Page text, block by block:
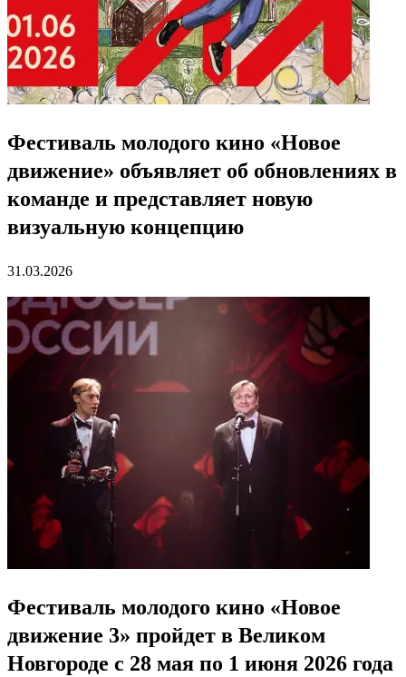
Фестиваль молодого кино «Новое
движение» объявляет об обновлениях в
команде и представляет новую
визуальную концепцию
31.03.2026
Фестиваль молодого кино «Новое
движение 3» пройдет в Великом
Новгороде с 28 мая по 1 июня 2026 года